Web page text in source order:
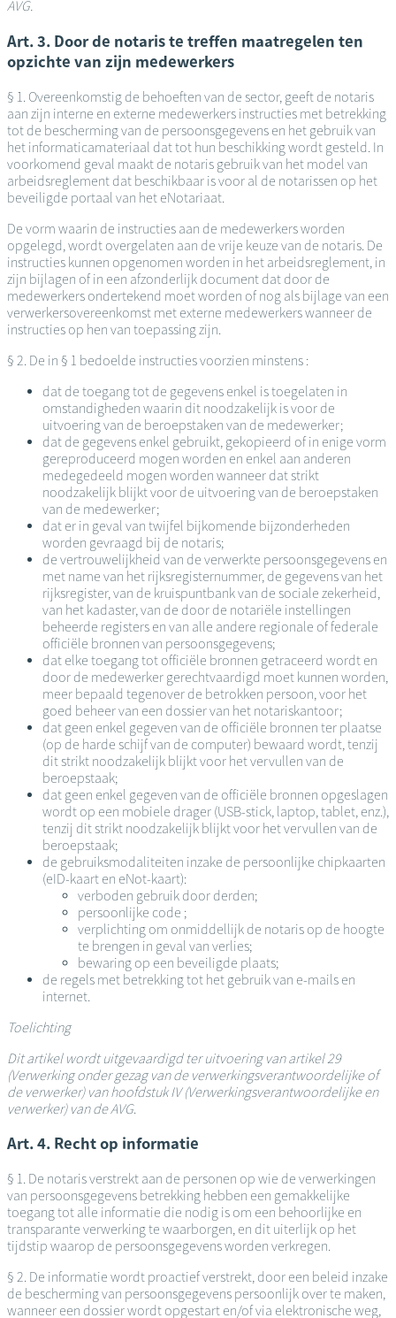
AVG.
Art. 3. Door de notaris te treffen maatregelen ten
opzichte van zijn medewerkers
§ 1. Overeenkomstig de behoeften van de sector, geeft de notaris
aan zijn interne en externe medewerkers instructies met betrekking
tot de bescherming van de persoonsgegevens en het gebruik van
het informaticamateriaal dat tot hun beschikking wordt gesteld. In
voorkomend geval maakt de notaris gebruik van het model van
arbeidsreglement dat beschikbaar is voor al de notarissen op het
beveiligde portaal van het eNotariaat.
De vorm waarin de instructies aan de medewerkers worden
opgelegd, wordt overgelaten aan de vrije keuze van de notaris. De
instructies kunnen opgenomen worden in het arbeidsreglement, in
zijn bijlagen of in een afzonderlijk document dat door de
medewerkers ondertekend moet worden of nog als bijlage van een
verwerkersovereenkomst met externe medewerkers wanneer de
instructies op hen van toepassing zijn.
§ 2. De in § 1 bedoelde instructies voorzien minstens :
dat de toegang tot de gegevens enkel is toegelaten in
omstandigheden waarin dit noodzakelijk is voor de
uitvoering van de beroepstaken van de medewerker;
dat de gegevens enkel gebruikt, gekopieerd of in enige vorm
gereproduceerd mogen worden en enkel aan anderen
medegedeeld mogen worden wanneer dat strikt
noodzakelijk blijkt voor de uitvoering van de beroepstaken
van de medewerker;
dat er in geval van twijfel bijkomende bijzonderheden
worden gevraagd bij de notaris;
de vertrouwelijkheid van de verwerkte persoonsgegevens en
met name van het rijksregisternummer, de gegevens van het
rijksregister, van de kruispuntbank van de sociale zekerheid,
van het kadaster, van de door de notariële instellingen
beheerde registers en van alle andere regionale of federale
officiële bronnen van persoonsgegevens;
dat elke toegang tot officiële bronnen getraceerd wordt en
door de medewerker gerechtvaardigd moet kunnen worden,
meer bepaald tegenover de betrokken persoon, voor het
goed beheer van een dossier van het notariskantoor;
dat geen enkel gegeven van de officiële bronnen ter plaatse
(op de harde schijf van de computer) bewaard wordt, tenzij
dit strikt noodzakelijk blijkt voor het vervullen van de
beroepstaak;
dat geen enkel gegeven van de officiële bronnen opgeslagen
wordt op een mobiele drager (USB-stick, laptop, tablet, enz.),
tenzij dit strikt noodzakelijk blijkt voor het vervullen van de
beroepstaak;
de gebruiksmodaliteiten inzake de persoonlijke chipkaarten
(eID-kaart en eNot-kaart):
verboden gebruik door derden;
persoonlijke code ;
verplichting om onmiddellijk de notaris op de hoogte
te brengen in geval van verlies;
bewaring op een beveiligde plaats;
de regels met betrekking tot het gebruik van e-mails en
internet.
Toelichting
Dit artikel wordt uitgevaardigd ter uitvoering van artikel 29
(Verwerking onder gezag van de verwerkingsverantwoordelijke of
de verwerker) van hoofdstuk IV (Verwerkingsverantwoordelijke en
verwerker) van de AVG.
Art. 4. Recht op informatie
§ 1. De notaris verstrekt aan de personen op wie de verwerkingen
van persoonsgegevens betrekking hebben een gemakkelijke
toegang tot alle informatie die nodig is om een behoorlijke en
transparante verwerking te waarborgen, en dit uiterlijk op het
tijdstip waarop de persoonsgegevens worden verkregen.
§ 2. De informatie wordt proactief verstrekt, door een beleid inzake
de bescherming van persoonsgegevens persoonlijk over te maken,
wanneer een dossier wordt opgestart en/of via elektronische weg,